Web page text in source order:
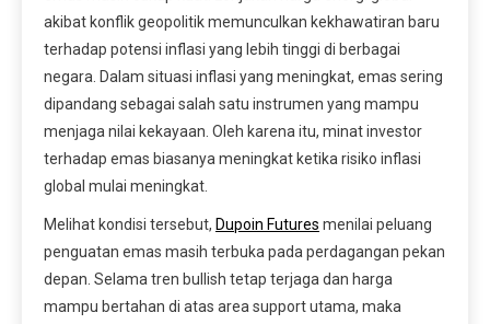
akibat konflik geopolitik memunculkan kekhawatiran baru
terhadap potensi inflasi yang lebih tinggi di berbagai
negara. Dalam situasi inflasi yang meningkat, emas sering
dipandang sebagai salah satu instrumen yang mampu
menjaga nilai kekayaan. Oleh karena itu, minat investor
terhadap emas biasanya meningkat ketika risiko inflasi
global mulai meningkat.
Melihat kondisi tersebut, Dupoin Futures menilai peluang
penguatan emas masih terbuka pada perdagangan pekan
depan. Selama tren bullish tetap terjaga dan harga
mampu bertahan di atas area support utama, maka